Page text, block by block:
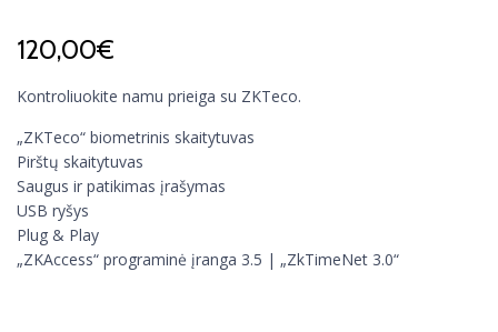
120,00€
Kontroliuokite namu prieiga su ZKTeco.
„ZKTeco“ biometrinis skaitytuvas
Pirštų skaitytuvas
Saugus ir patikimas įrašymas
USB ryšys
Plug & Play
„ZKAccess“ programinė įranga 3.5 | „ZkTimeNet 3.0“